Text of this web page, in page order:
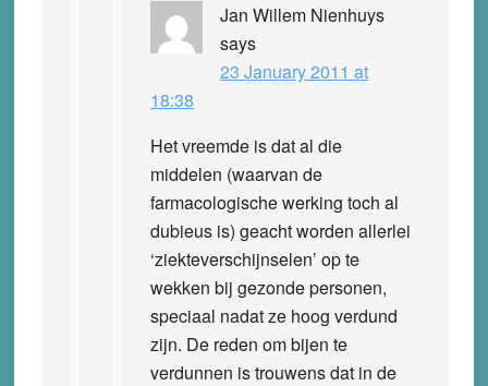
Jan Willem Nienhuys
says
23 January 2011 at
18:38
Het vreemde is dat al die
middelen (waarvan de
farmacologische werking toch al
dubieus is) geacht worden allerlei
‘ziekteverschijnselen’ op te
wekken bij gezonde personen,
speciaal nadat ze hoog verdund
zijn. De reden om bijen te
verdunnen is trouwens dat in de